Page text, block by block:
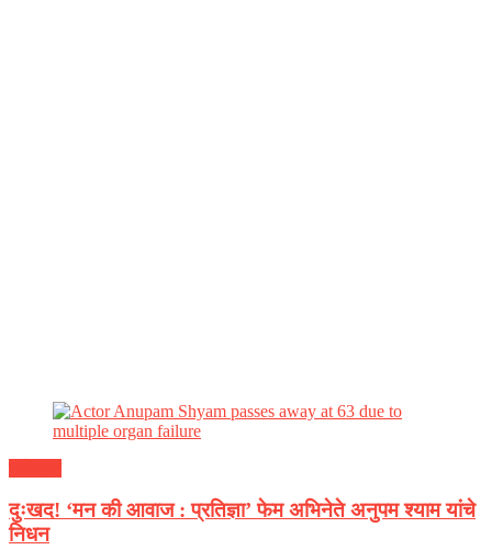
दुःखद! ‘मन की आवाज : प्रतिज्ञा’ फेम अभिनेते अनुपम श्याम यांचे
निधन